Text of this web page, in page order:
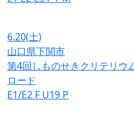
6.20(土)
山口県下関市
第4回しものせきクリテリウ
ロード
E1/E2 F U19 P